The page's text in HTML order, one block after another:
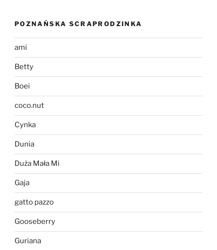
POZNAŃSKA SCRAPRODZINKA
ami
Betty
Boei
coco.nut
Cynka
Dunia
Duża Mała Mi
Gaja
gatto pazzo
Gooseberry
Guriana